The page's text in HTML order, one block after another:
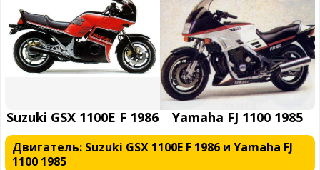
Suzuki GSX 1100E F 1986 Yamaha FJ 1100 1985
Двигатель: Suzuki GSX 1100E F 1986 и Yamaha FJ
1100 1985